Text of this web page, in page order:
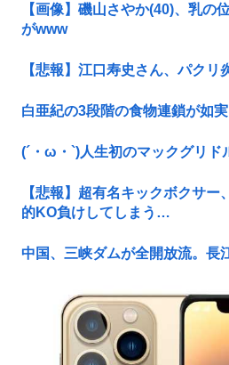
【画像】磯山さやか(40)、乳の
がwww
【悲報】江口寿史さん、パクリ
白亜紀の3段階の食物連鎖が如
(´・ω・`)人生初のマックグリド
【悲報】超有名キックボクサ
的KO負けしてしまう…
中国、三峡ダムが全開放流。長